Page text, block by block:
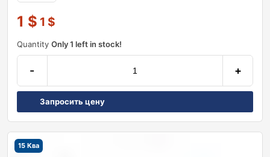
1 $ 1 $
Quantity Only 1 left in stock!
- +
Запросить цену
15 Ква